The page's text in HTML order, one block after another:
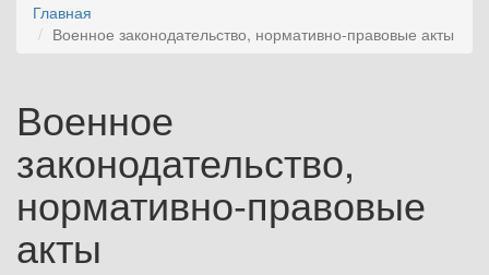
Главная
Военное законодательство, нормативно-правовые акты
Военное
законодательство,
нормативно-правовые
акты